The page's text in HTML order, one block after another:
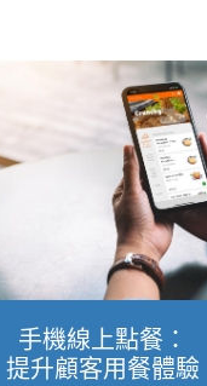
手機線上點餐：
提升顧客用餐體驗